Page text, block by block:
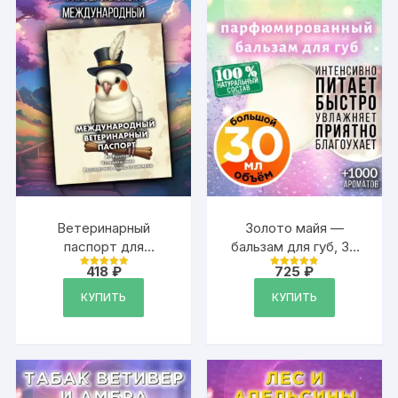
Ветеринарный
паспорт для
попугаев
международный
Оценка
418 ₽
КУПИТЬ
Золото майя —
бальзам для губ, 30
мл
Оценка
725₽
КУПИТЬ